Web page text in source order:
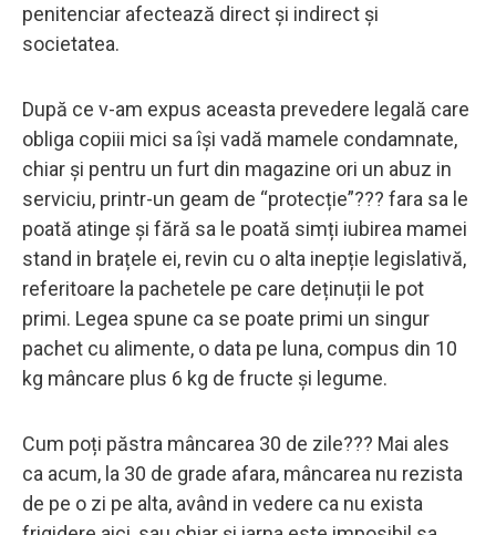
penitenciar afectează direct și indirect și
societatea.
După ce v-am expus aceasta prevedere legală care
obliga copiii mici sa își vadă mamele condamnate,
chiar și pentru un furt din magazine ori un abuz in
serviciu, printr-un geam de “protecție”??? fara sa le
poată atinge și fără sa le poată simți iubirea mamei
stand in brațele ei, revin cu o alta inepție legislativă,
referitoare la pachetele pe care deținuții le pot
primi. Legea spune ca se poate primi un singur
pachet cu alimente, o data pe luna, compus din 10
kg mâncare plus 6 kg de fructe și legume.
Cum poți păstra mâncarea 30 de zile??? Mai ales
ca acum, la 30 de grade afara, mâncarea nu rezista
de pe o zi pe alta, având in vedere ca nu exista